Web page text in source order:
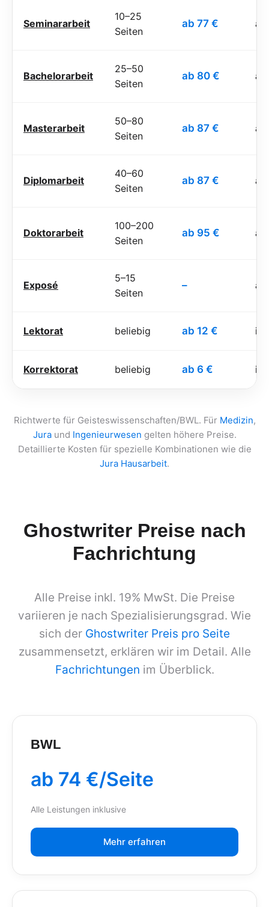
Seminararbeit
10–25
Seiten
ab 77 € ab
Bachelorarbeit
25–50
Seiten
ab 80 € ab
Masterarbeit
50–80
Seiten
ab 87 €
Diplomarbeit
40–60
Seiten
ab 87 €
Doktorarbeit
100–200
Seiten
ab 95 €
Exposé
5–15
Seiten
–
Lektorat beliebig ab 12 €
Korrektorat beliebig ab 6 €
Richtwerte für Geisteswissenschaften/BWL. Für Medizin,
Juraund Ingenieurwesen gelten höhere Preise.
Detaillierte Kosten für spezielle Kombinationen wie die
Jura Hausarbeit.
Ghostwriter Preise nach
Fachrichtung
Alle Preise inkl. 19% MwSt. Die Preise
variieren je nach Spezialisierungsgrad. Wie
sich der Ghostwriter Preis pro Seite
zusammensetzt, erklären wir im Detail. Alle
Fachrichtungen im Überblick.
BWL
ab 74 €/Seite
Alle Leistungen inklusive
Mehr erfahren